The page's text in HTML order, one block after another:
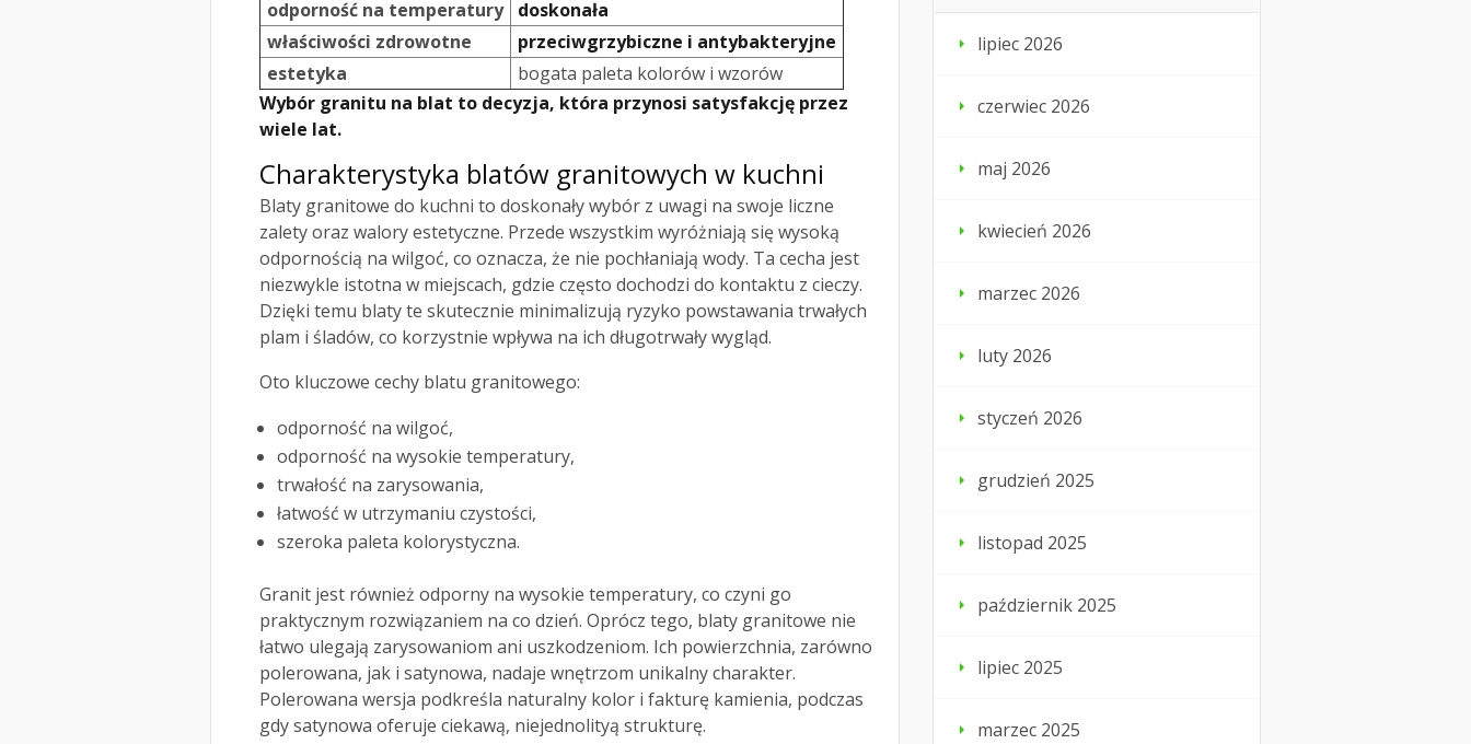
odporność na temperatury
doskonała
właściwości zdrowotne
przeciwgrzybiczne i antybakteryjne
estetyka
bogata paleta kolorów i wzorów
Wybór granitu na blat to decyzja, która przynosi satysfakcję przez
wiele lat.
Charakterystyka blatów granitowych w kuchni
Blaty granitowe do kuchni to doskonały wybór z uwagi na swoje liczne
zalety oraz walory estetyczne. Przede wszystkim wyróżniają się wysoką
odpornością na wilgoć, co oznacza, że nie pochłaniają wody. Ta cecha jest
niezwykle istotna w miejscach, gdzie często dochodzi do kontaktu z cieczy.
Dzięki temu blaty te skutecznie minimalizują ryzyko powstawania trwałych
plam i śladów, co korzystnie wpływa na ich długotrwały wygląd.
Oto kluczowe cechy blatu granitowego:
odporność na wilgoć,
odporność na wysokie temperatury,
trwałość na zarysowania,
łatwość w utrzymaniu czystości,
szeroka paleta kolorystyczna.
Granit jest również odporny na wysokie temperatury, co czyni go
praktycznym rozwiązaniem na co dzień. Oprócz tego, blaty granitowe nie
łatwo ulegają zarysowaniom ani uszkodzeniom. Ich powierzchnia, zarówno
polerowana, jak i satynowa, nadaje wnętrzom unikalny charakter.
Polerowana wersja podkreśla naturalny kolor i fakturę kamienia, podczas
gdy satynowa oferuje ciekawą, niejednolityą strukturę.
lipiec 2026
czerwiec 2026
maj 2026
kwiecień 2026
marzec 2026
luty 2026
styczeń 2026
grudzień 2025
listopad 2025
październik 2025
lipiec 2025
marzec 2025